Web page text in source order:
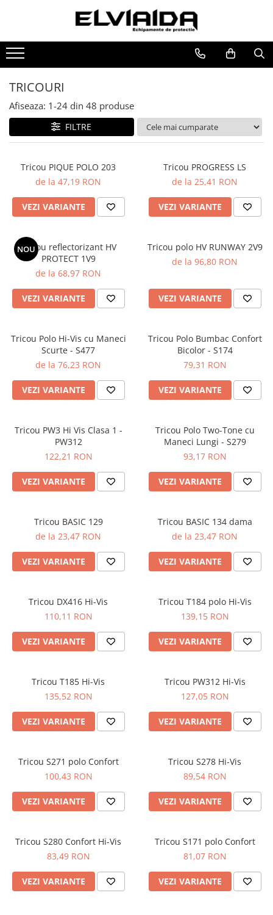
IMBRACAMINTE
IMBRACAMINTE DE LUCRU
IMBRACAMINTE IMPERMEABILA
TRICOURI
UNICA FOLOSINTA
IMBRACAMINTE IGNIFUGATA,
COMBINEZOANE, HALATE
DIVERSE
JACHETE DE LUCRU
PANTALONI DE LUCRU
INDUSTRIA ALIMENTARA
GENUNCHIERE
MULTIRISC
FESURI, SEPCI, CAPISOANE
HANORACE
INCALTAMINTE
BOCANCI
CIZME
SOSETE
ACCESORII
MANUSI
RISCURI MINIME
PROTECTIE CHIMICA
PROTECTIE SUDURA
ANTIVIBRATII
PROTECTIE LA IMPACT
HORECA
PROSOAPE
PROTECTIA OCHILOR
MASTI DE SUDURA
TRICOURI
Afiseaza: 1-24 din 48 produse
FILTRE
Tricou PIQUE POLO 203
de la 47,19 RON
VEZI VARIANTE
Tricou PROGRESS LS
de la 25,41 RON
VEZI VARIANTE
NOU
Tricou reflectorizant HV
PROTECT 1V9
de la 68,97 RON
VEZI VARIANTE
Tricou polo HV RUNWAY 2V9
de la 96,80 RON
VEZI VARIANTE
Tricou Polo Hi-Vis cu Maneci
Scurte - S477
de la 76,23 RON
VEZI VARIANTE
Tricou Polo Bumbac Confort
Bicolor - S174
79,31 RON
VEZI VARIANTE
Tricou PW3 Hi Vis Clasa 1 -
PW312
122,21 RON
VEZI VARIANTE
Tricou Polo Two-Tone cu
Maneci Lungi - S279
93,17 RON
VEZI VARIANTE
Tricou BASIC 129
de la 23,47 RON
VEZI VARIANTE
Tricou BASIC 134 dama
de la 23,47 RON
VEZI VARIANTE
Tricou DX416 Hi-Vis
110,11 RON
VEZI VARIANTE
Tricou T184 polo Hi-Vis
139,15 RON
VEZI VARIANTE
Tricou T185 Hi-Vis
135,52 RON
VEZI VARIANTE
Tricou PW312 Hi-Vis
127,05 RON
VEZI VARIANTE
Tricou S271 polo Confort
100,43 RON
VEZI VARIANTE
Tricou S278 Hi-Vis
89,54 RON
VEZI VARIANTE
Tricou S280 Confort Hi-Vis
83,49 RON
VEZI VARIANTE
Tricou S171 polo Confort
81,07 RON
VEZI VARIANTE